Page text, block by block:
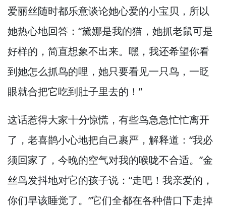
爱丽丝随时都乐意谈论她心爱的小宝贝， 所以
她热心地回答：“黛娜是我的猫， 她抓老鼠可是
好样的， 简直想象不出来。 嘿， 我还希望你看
到她怎么抓鸟的哩， 她只要看见一只鸟， 一眨
眼就合把它吃到肚子里去的！”
这话惹得大家十分惊慌， 有些鸟急急忙忙离开
了， 老喜鹊小心地把自己裹严， 解释道：“我必
须回家了， 今晚的空气对我的喉咙不合适。”金
丝鸟发抖地对它的孩子说：“走吧！ 我亲爱的，
你们早该睡觉了。”它们全都在各种借口下走掉